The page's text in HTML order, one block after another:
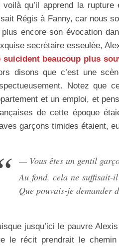
voilà qu’il apprend la
Régis à Fanny, car nous
encore son évocation
secrétaire esseulée,
suicident beaucoup plus
disons que c’est une
Notez que
et un emploi, et
de cette époque
garçons timides étaient,
— Vous êtes un gentil
Au fond, cela ne suffisait-
Que pouvais-je demander
jusqu’ici le pauvre
le récit prendrait le